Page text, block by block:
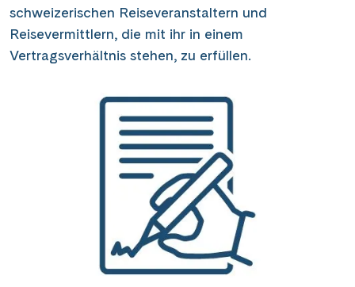
schweizerischen Reiseveranstaltern und
Reisevermittlern, die mit ihr in einem
Vertragsverhältnis stehen, zu erfüllen.